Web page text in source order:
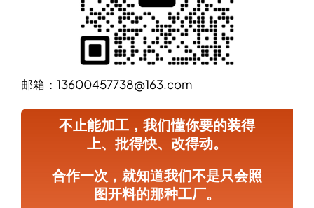
邮箱：13600457738@163.com
不止能加工，我们懂你要的装得
上、批得快、改得动。
合作一次，就知道我们不是只会照
图开料的那种工厂。